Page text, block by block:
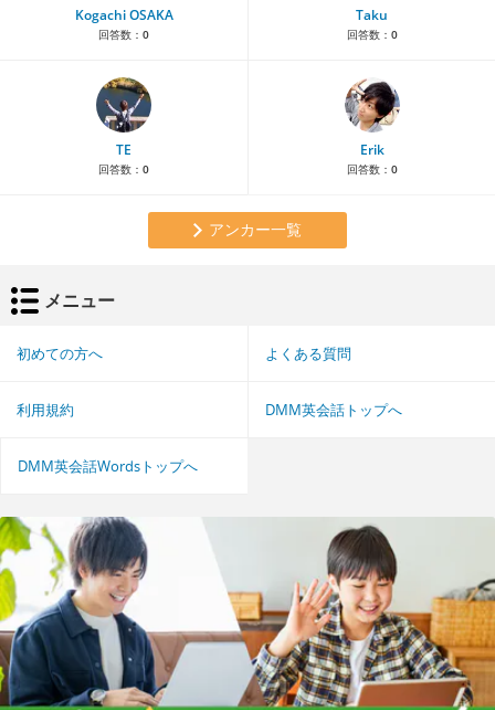
Kogachi OSAKA
回答数： 0
Taku
回答数： 0
TE
回答数： 0
Erik
回答数： 0
アンカー一覧
メニュー
初めての方へ よくある質問
利用規約 DMM英会話トップへ
DMM英会話Wordsトップへ